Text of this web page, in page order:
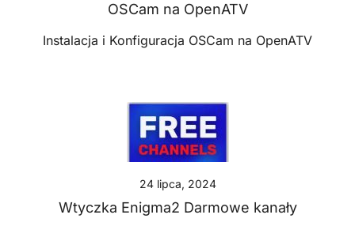
OSCam na OpenATV
Instalacja i Konfiguracja OSCam na OpenATV
24 lipca, 2024
Wtyczka Enigma2 Darmowe kanały